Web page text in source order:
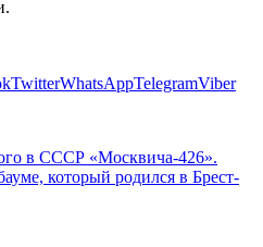
TwitterWhatsAppTelegramViber
в СССР «Москвича-426».
который родился в Брест-